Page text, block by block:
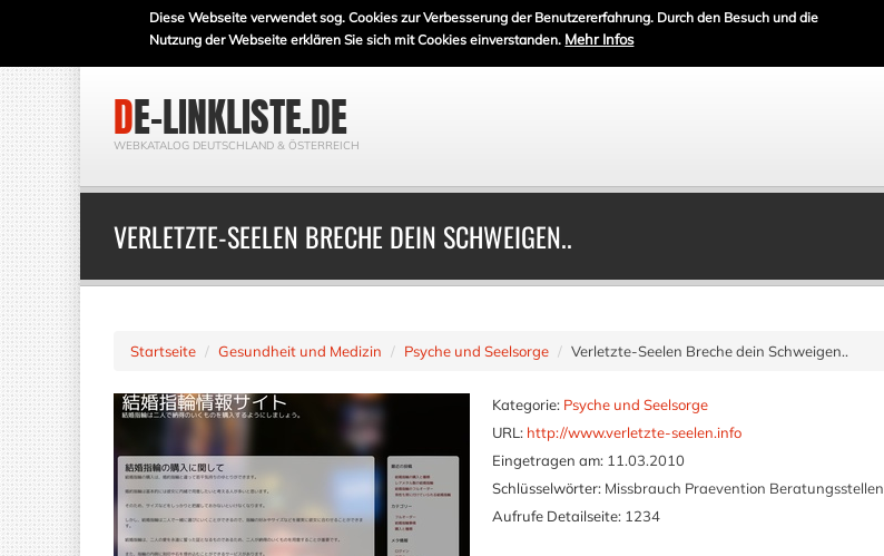
Diese Webseite verwendet sog. Cookies zur Verbesserung der Benutzererfahrung. Durch den Besuch und die
Nutzung der Webseite erklären Sie sich mit Cookies einverstanden. Mehr Infos
DE-LINKLISTE.DE
WEBKATALOG DEUTSCHLAND & ÖSTERREICH
VERLETZTE-SEELEN BRECHE DEIN SCHWEIGEN..
Startseite Gesundheit und Medizin Psyche und Seelsorge Verletzte-Seelen Breche dein Schweigen..
Kategorie: Psyche und Seelsorge
URL: http://www.verletzte-seelen.info
Eingetragen am: 11.03.2010
Schlüsselwörter: Missbrauch Praevention Beratungsstellen
Aufrufe Detailseite: 1234